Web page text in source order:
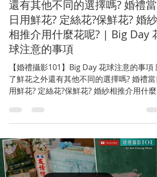
還有其他不同的選擇嗎? 婚禮當
日用鮮花? 定絲花?保鮮花? 婚紗
相推介用什麼花呢? | Big Day 花
球注意的事項
【婚禮攝影101】Big Day 花球注意的事項
了鮮花之外還有其他不同的選擇嗎? 婚禮當
用鮮花? 定絲花?保鮮花? 婚紗相推介用什麼
日子、酒席、結婚戒指、婚紗攝影、當日婚
攝影到化妝等等都會有好多事項要準備及注
意！...